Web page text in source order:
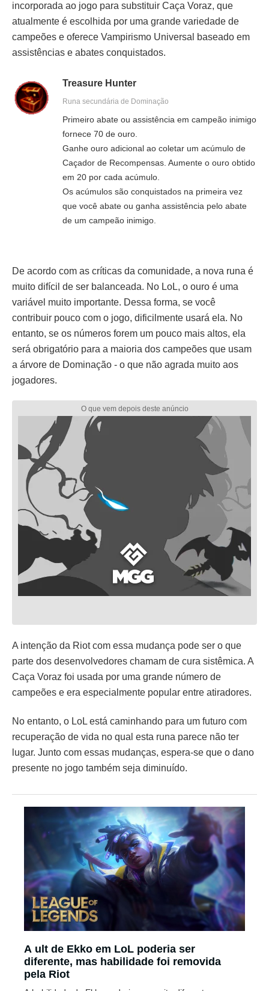
incorporada ao jogo para substituir Caça Voraz, que
atualmente é escolhida por uma grande variedade de
campeões e oferece Vampirismo Universal baseado em
assistências e abates conquistados.
Treasure Hunter
Runa secundária de Dominação
Primeiro abate ou assistência em campeão inimigo
fornece 70 de ouro.
Ganhe ouro adicional ao coletar um acúmulo de
Caçador de Recompensas. Aumente o ouro obtido
em 20 por cada acúmulo.
Os acúmulos são conquistados na primeira vez
que você abate ou ganha assistência pelo abate
de um campeão inimigo.
De acordo com as críticas da comunidade, a nova runa é
muito difícil de ser balanceada. No LoL, o ouro é uma
variável muito importante. Dessa forma, se você
contribuir pouco com o jogo, dificilmente usará ela. No
entanto, se os números forem um pouco mais altos, ela
será obrigatório para a maioria dos campeões que usam
a árvore de Dominação - o que não agrada muito aos
jogadores.
A intenção da Riot com essa mudança pode ser o que
parte dos desenvolvedores chamam de cura sistêmica. A
Caça Voraz foi usada por uma grande número de
campeões e era especialmente popular entre atiradores.
No entanto, o LoL está caminhando para um futuro com
recuperação de vida no qual esta runa parece não ter
lugar. Junto com essas mudanças, espera-se que o dano
presente no jogo também seja diminuído.
A ult de Ekko em LoL poderia ser
diferente, mas habilidade foi removida
pela Riot